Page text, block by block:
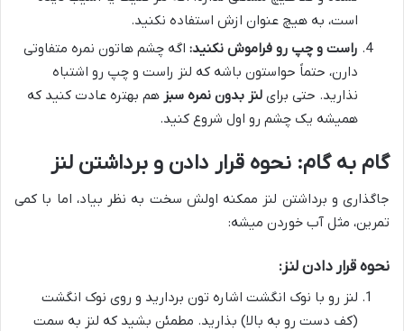
است، به هیچ عنوان ازش استفاده نکنید.
راست و چپ رو فراموش نکنید: اگه چشم هاتون نمره متفاوتی
دارن، حتماً حواستون باشه که لنز راست و چپ رو اشتباه
نذارید. حتی برای لنز بدون نمره سبز هم بهتره عادت کنید که
همیشه یک چشم رو اول شروع کنید.
گام به گام: نحوه قرار دادن و برداشتن لنز
جاگذاری و برداشتن لنز ممکنه اولش سخت به نظر بیاد، اما با کمی
تمرین، مثل آب خوردن میشه:
نحوه قرار دادن لنز:
لنز رو با نوک انگشت اشاره تون بردارید و روی نوک انگشت
(کف دست رو به بالا) بذارید. مطمئن بشید که لنز به سمت